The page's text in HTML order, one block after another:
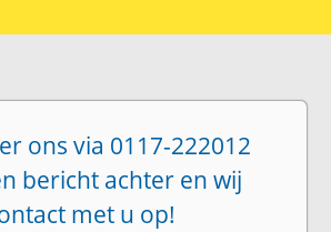
ons via 0117-222012
bericht achter en wij
met u op!